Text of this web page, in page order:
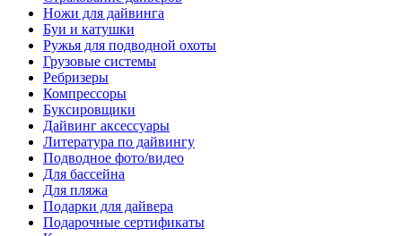
Ножи для дайвинга
Буи и катушки
Ружья для подводной охоты
Грузовые системы
Ребризеры
Компрессоры
Буксировщики
Дайвинг аксессуары
Литература по дайвингу
Подводное фото/видео
Для бассейна
Для пляжа
Подарки для дайвера
Подарочные сертификаты